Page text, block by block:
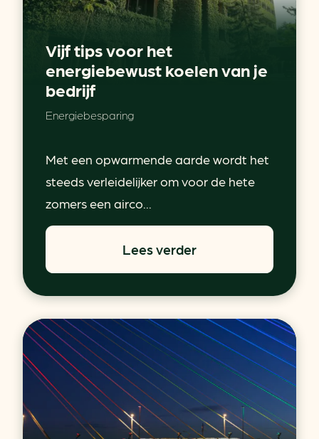
Vijf tips voor het
energiebewust koelen van je
bedrijf
Energiebesparing
Met een opwarmende aarde wordt het
steeds verleidelijker om voor de hete
zomers een airco...
Lees verder